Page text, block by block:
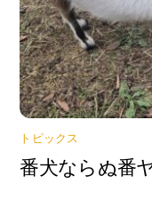
トピックス
番犬ならぬ番